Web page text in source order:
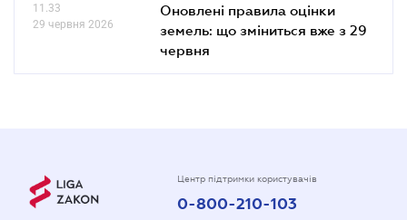
11.33
29 червня 2026
Оновлені правила оцінки
земель: що зміниться вже з 29
червня
Центр підтримки користувачів
0-800-210-103